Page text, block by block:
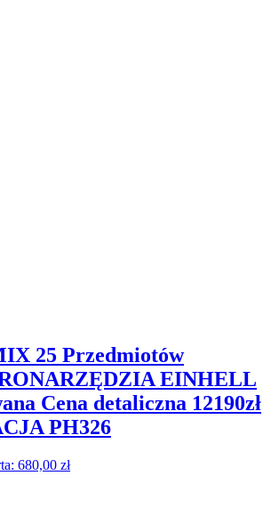
25 Przedmiotów
EINHELL
Cena detaliczna 12190zł
PH326
680,00 zł